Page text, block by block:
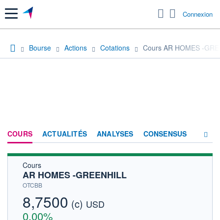
Menu Connexion
Bourse Actions Cotations Cours AR HOMES -
COURS ACTUALITÉS ANALYSES CONSENSUS
Cours
AR HOMES -GREENHILL
OTCBB
8,7500 (c) USD
0,00%